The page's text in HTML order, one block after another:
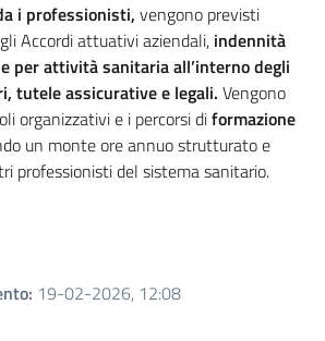
i professionisti, vengono previsti
Accordi attuativi aziendali, indennità
per attività sanitaria all’interno degli
tutele assicurative e legali. Vengono
organizzativi e i percorsi diformazione
un monte ore annuo strutturato e
professionisti del sistema sanitario.
: 19-02-2026, 12:08